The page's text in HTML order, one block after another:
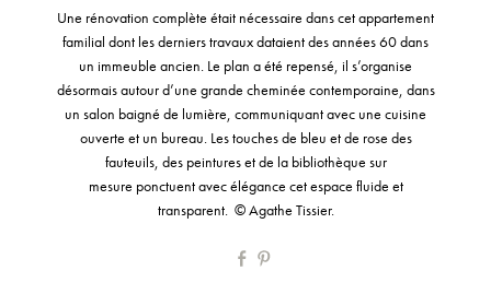
Une rénovation complète était nécessaire dans cet appartement
familial dont les derniers travaux dataient des années 60 dans
un immeuble ancien. Le plan a été repensé, il s’organise
désormais autour d’une grande cheminée contemporaine, dans
un salon baigné de lumière, communiquant avec une cuisine
ouverte et un bureau. Les touches de bleu et de rose des
fauteuils, des peintures et de la bibliothèque sur
mesure ponctuent avec élégance cet espace fluide et
transparent. © Agathe Tissier.